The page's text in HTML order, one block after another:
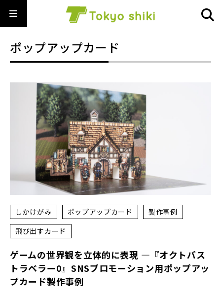
ポップアップカード
しかけがみ ポップアップカード
製作事例
飛び出すカード
ゲームの世界観を立体的に表現 ―『オクトパス
トラベラー0』SNSプロモーション用ポップアッ
プカード製作事例